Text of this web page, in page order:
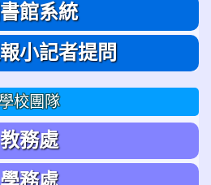
館系統
小記者提問
校團隊
教務處